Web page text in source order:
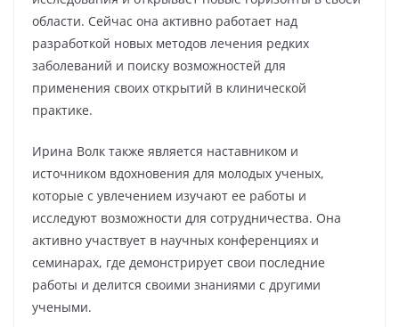
области. Сейчас она активно работает над
разработкой новых методов лечения редких
заболеваний и поиску возможностей для
применения своих открытий в клинической
практике.
Ирина Волк также является наставником и
источником вдохновения для молодых ученых,
которые с увлечением изучают ее работы и
исследуют возможности для сотрудничества. Она
активно участвует в научных конференциях и
семинарах, где демонстрирует свои последние
работы и делится своими знаниями с другими
учеными.